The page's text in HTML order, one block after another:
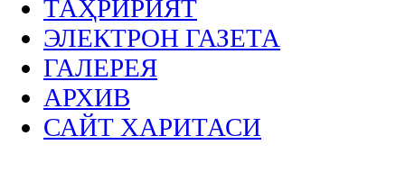
ТАҲРИРИЯТ
ЭЛЕКТРОН ГАЗЕТА
ГАЛЕРЕЯ
АРХИВ
САЙТ ХАРИТАСИ